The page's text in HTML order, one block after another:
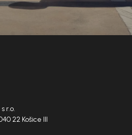
r.o.
22 Košice III